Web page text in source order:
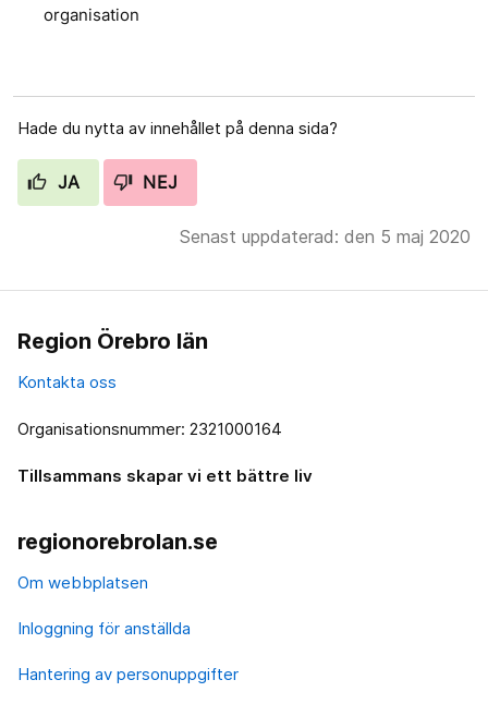
organisation
Hade du nytta av innehållet på denna sida?
JA NEJ
Senast uppdaterad: den 5 maj 2020
Region Örebro län
Kontakta oss
Organisationsnummer: 2321000164
Tillsammans skapar vi ett bättre liv
regionorebrolan.se
Om webbplatsen
Inloggning för anställda
Hantering av personuppgifter